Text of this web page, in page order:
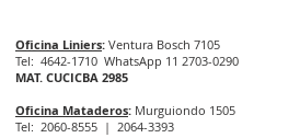
Oficina Liniers: Ventura Bosch 7105
Tel: 4642-1710 WhatsApp 11 2703-0290
MAT. CUCICBA 2985
Oficina Mataderos: Murguiondo 1505
Tel: 2060-8555 | 2064-3393